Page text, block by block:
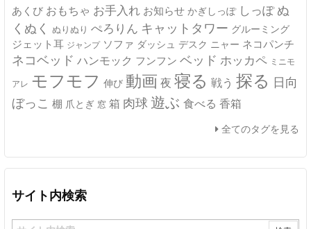
あくび おもちゃ お手入れ お知らせ かぎしっぽ しっぽ ぬ
くぬく ぬりぬり ぺろりん キャットタワー グルーミング
ジェット耳 ジャンプ ソファ ダッシュ デスク ニャー ネコパンチ
ネコベッド ハンモック フンフン ベッド ホッカペ ミニモ
アレ モフモフ 伸び 動画 夜 寝る 戦う 探る 日向
ぼっこ 棚 爪とぎ 窓 箱 肉球 遊ぶ 食べる 香箱
全てのタグを見る
サイト内検索